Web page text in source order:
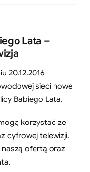
Lata –
20.12.2016
sieci nowe
Babiego Lata.
korzystać ze
cyfrowej telewizji.
naszą ofertą oraz